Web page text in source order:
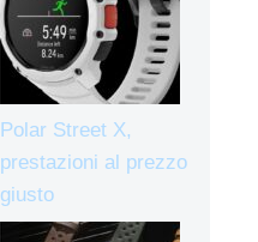
Polar Street X,
prestazioni al prezzo
giusto